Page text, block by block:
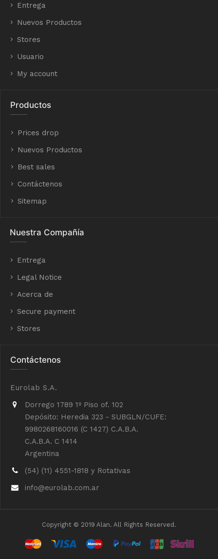
Entrega
Nuevos Productos
Stores
Usuario
My account
Productos
Prices drop
Nuevos Productos
Best sales
Contáctenos
Sitemap
Nuestra Compañía
Entrega
Legal Notice
Acerca de
Secure payment
Stores
Contáctenos
Eurolab S.A.
Dorrego 1789 1º Piso of. 102
Depósito: Heredia 323 - SUBGLN/CUFE:
9980268160016 (C 1427) C.A.B.A.
C.A.B.A. C 1414
Argentina
(54) (11) 4551-1818 y Rotativas
info@eurolab.com.ar
Copyright © 2019 Alan. All Rights Reserved.